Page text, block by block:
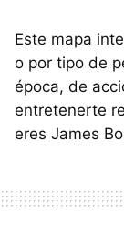
Este mapa
o por tipo de
época, de
entretenerte
eres James